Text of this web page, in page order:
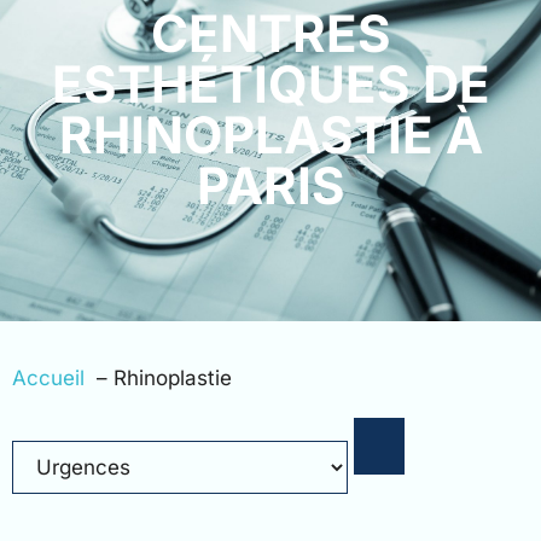
CENTRES
ESTHÉTIQUES DE
RHINOPLASTIE À
PARIS
Accueil Rhinoplastie